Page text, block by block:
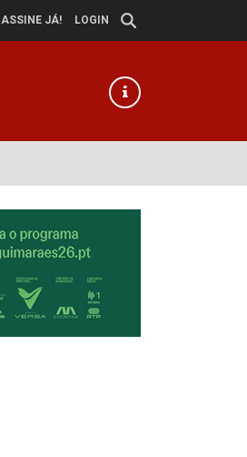
ASSINE JÁ! LOGIN